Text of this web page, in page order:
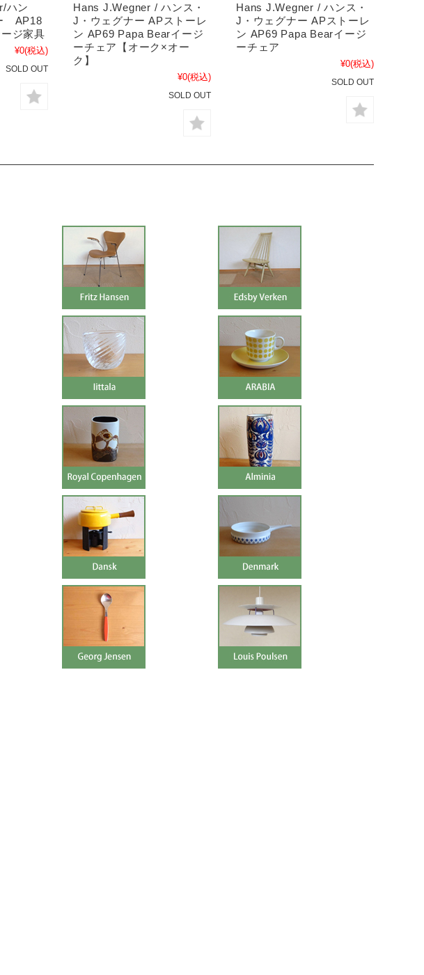
ハン
AP18
ジ家具
¥0(税込)
SOLD OUT
Hans J.Wegner / ハンス・
J・ウェグナー APストーレ
ン AP69 Papa Bearイージ
ーチェア【オーク×オー
ク】
¥0(税込)
SOLD OUT
Hans J.Wegner / ハンス・
J・ウェグナー APストーレ
ン AP69 Papa Bearイージ
ーチェア
¥0(税込)
SOLD OUT